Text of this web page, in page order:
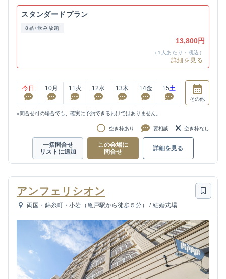
スタンダードプラン
8品+飲み放題
13,800円
（1人あたり・税込）
詳細を見る
今日 10月 11 火 12水 13木 14金 15土
その他
※問合せ可の場合でも、確実に予約できるわけではありません。
空き枠あり 要相談 空き枠なし
一括問合せ
リストに追加
この会場に
問合せ
詳細を見る
アンフェリシオン
両国・錦糸町・小岩（亀戸駅から徒歩５分） / 結婚式場